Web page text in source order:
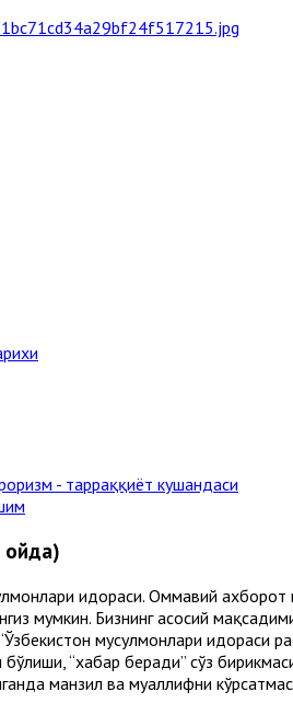
- тарраққиёт кушандаси
идораси. Оммавий ахборот
мумкин. Бизнинг асосий
мусулмонлари идораси
бўлиши, “хабар беради” сўз
манзил ва муаллифни